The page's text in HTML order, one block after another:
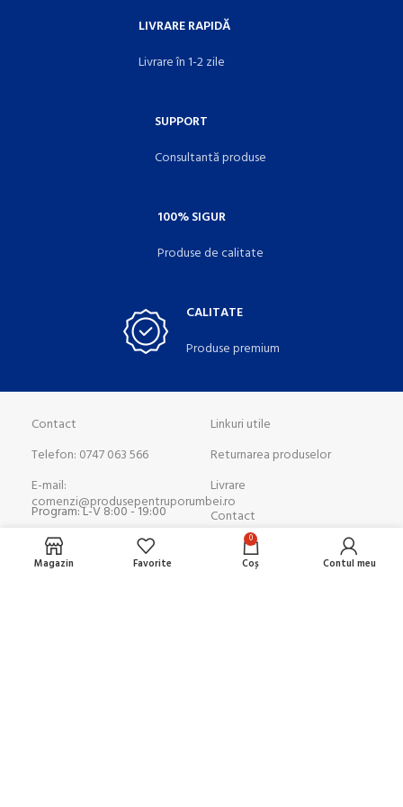
LIVRARE RAPIDĂ
Livrare în 1-2 zile
SUPPORT
Consultantă produse
100% SIGUR
Produse de calitate
CALITATE
Produse premium
Contact
Telefon: 0747 063 566
E-mail:
comenzi@produsepentruporumbei.ro
Program: L-V 8:00 - 19:00
Linkuri utile
Returnarea produselor
Livrare
Contact
GDPR
Magazin Favorite
0
Coș Contul meu